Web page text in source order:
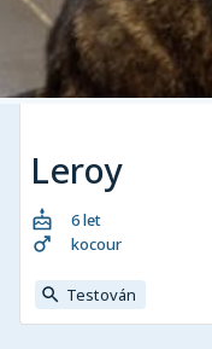
Leroy
6 let
kocour
Testován